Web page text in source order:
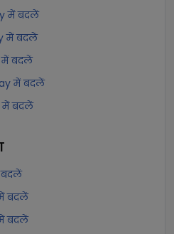
में बदलें
में बदलें
में बदलें
में बदलें
में बदलें
बदलें
बदलें
बदलें